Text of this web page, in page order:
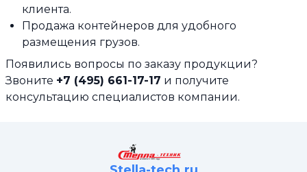
клиента.
Продажа контейнеров для удобного
размещения грузов.
Появились вопросы по заказу продукции?
Звоните +7 (495) 661-17-17 и получите
консультацию специалистов компании.